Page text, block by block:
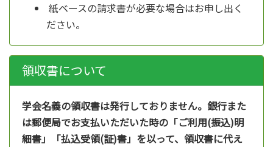
紙ベースの請求書が必要な場合はお申し出く
ださい。
領収書について
学会名義の領収書は発行しておりません。銀行また
は郵便局でお支払いただいた時の「ご利用(振込)明
細書」「払込受領(証)書」を以って、領収書に代え